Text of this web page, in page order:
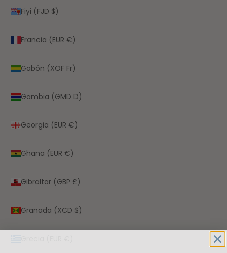
Fiyi (FJD $)
Francia (EUR €)
Gabón (XOF Fr)
Gambia (GMD D)
Georgia (EUR €)
Ghana (EUR €)
Gibraltar (GBP £)
Granada (XCD $)